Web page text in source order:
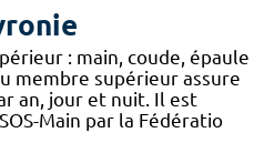
: main, coude, épaule
membre supérieur assure
an, jour et nuit. Il est
Main par la Fédératio